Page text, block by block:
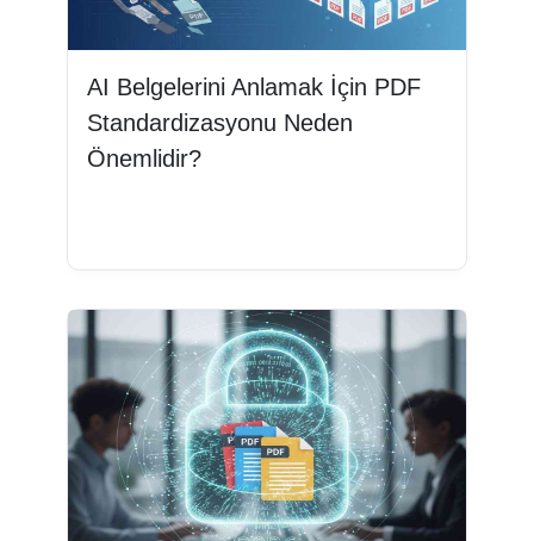
AI Belgelerini Anlamak İçin PDF
Standardizasyonu Neden
Önemlidir?